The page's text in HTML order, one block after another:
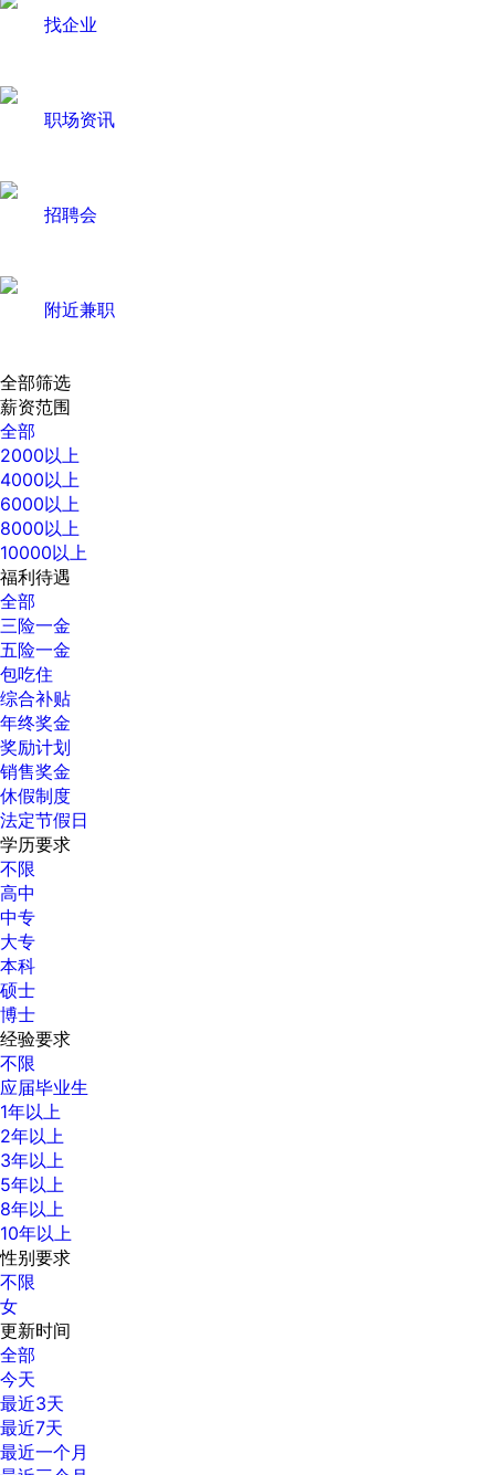
找企业
职场资讯
招聘会
附近兼职
全部筛选
薪资范围
全部
2000以上
4000以上
6000以上
8000以上
10000以上
福利待遇
全部
三险一金
五险一金
包吃住
综合补贴
年终奖金
奖励计划
销售奖金
休假制度
法定节假日
学历要求
不限
高中
中专
大专
本科
硕士
博士
经验要求
不限
应届毕业生
1年以上
2年以上
3年以上
5年以上
8年以上
10年以上
性别要求
不限
女
更新时间
全部
今天
最近3天
最近7天
最近一个月